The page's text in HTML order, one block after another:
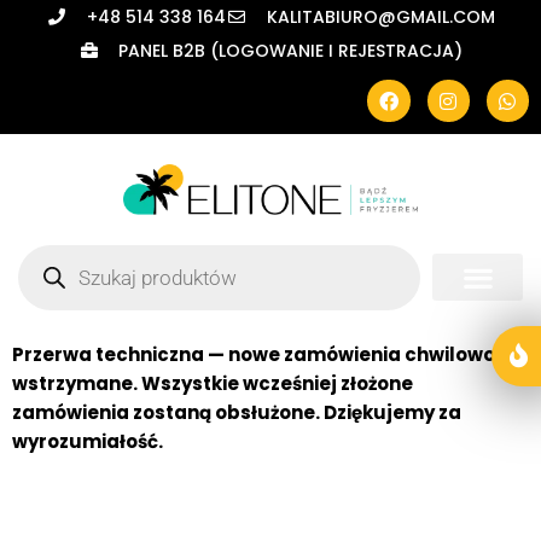
+48 514 338 164
KALITABIURO@GMAIL.COM
PANEL B2B (LOGOWANIE I REJESTRACJA)
Przerwa techniczna — nowe zamówienia chwilowo
wstrzymane. Wszystkie wcześniej złożone
zamówienia zostaną obsłużone. Dziękujemy za
wyrozumiałość.